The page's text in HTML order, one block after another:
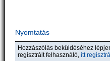
Nyomtatás
Hozzászólás beküldéséhez
regisztrált felhasználó, itt